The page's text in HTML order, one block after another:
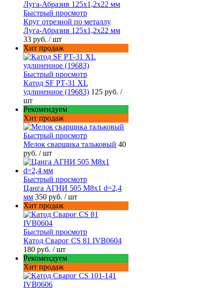
Быстрый просмотр
Круг отрезной по металлу
Луга-Абразив 125x1,2x22 мм
33 руб. / шт
Хит продаж
Быстрый просмотр
Катод SF РТ-31 XL
удлиненное (19683) 125 руб. /
шт
Рекомендуем
Хит продаж
Быстрый просмотр
Мелок сварщика тальковый 40
руб. / шт
Быстрый просмотр
Цанга АГНИ 505 М8х1 d=2,4
мм 350 руб. / шт
Хит продаж
Быстрый просмотр
Катод Сварог CS 81 IVB0604
180 руб. / шт
Рекомендуем
Хит продаж